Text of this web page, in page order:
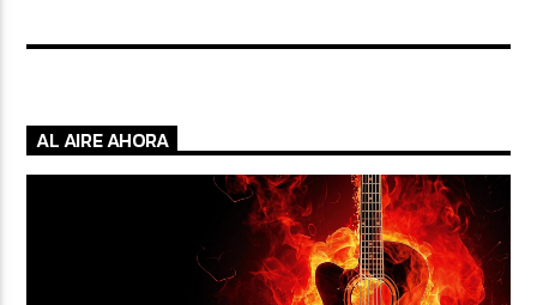
AL AIRE AHORA